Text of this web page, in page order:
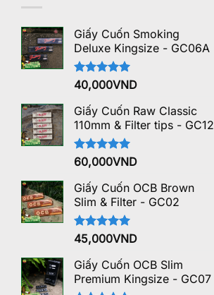
Giấy Cuốn Smoking
Deluxe Kingsize - GC06A
Được xếp
hạng
5 sao
40,000VND
Giấy Cuốn Raw Classic
110mm & Filter tips - GC12
Được xếp
hạng
5 sao
60,000VND
Giấy Cuốn OCB Brown
Slim & Filter - GC02
Được xếp
hạng
5 sao
45,000VND
Giấy Cuốn OCB Slim
Premium Kingsize - GC07